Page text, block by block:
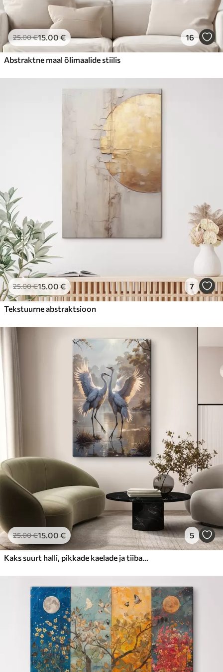
25.00€15.00€ 16
Abstraktne maal õlimaalide stiilis
25.00€15.00 € 7
Tekstuurne abstraktsioon
25.00€15.00 € 5
Kaks suurt halli, pikkade kaelade ja tiibadega kraanat, mis seisavad puudest ümbritsetud udujärves